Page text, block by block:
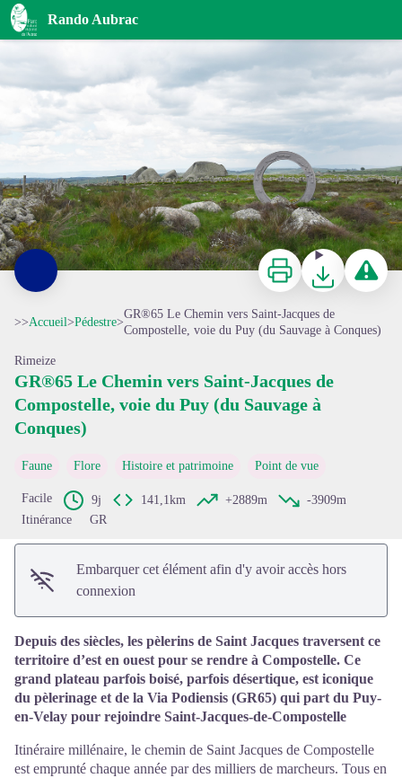
Rando Aubrac
Voir l'image en plein écran
ImprimerTéléchargerSignaler
>>Accueil>Pédestre>
GR®65 Le Chemin vers Saint-Jacques de
Compostelle, voie du Puy (du Sauvage à Conques)
Rimeize
GR®65 Le Chemin vers Saint-Jacques de
Compostelle, voie du Puy (du Sauvage à
Conques)
Faune Flore Histoire et patrimoine Point de vue
Facile 9j 141,1km +2889m
-3909m
Itinérance
GR
Embarquer cet élément afin d'y avoir accès hors
connexion
Depuis des siècles, les pèlerins de Saint Jacques traversent ce
territoire d’est en ouest pour se rendre à Compostelle. Ce
grand plateau parfois boisé, parfois désertique, est iconique
du pèlerinage et de la Via Podiensis (GR65) qui part du Puy-
en-Velay pour rejoindre Saint-Jacques-de-Compostelle
Itinéraire millénaire, le chemin de Saint Jacques de Compostelle
est emprunté chaque année par des milliers de marcheurs. Tous en